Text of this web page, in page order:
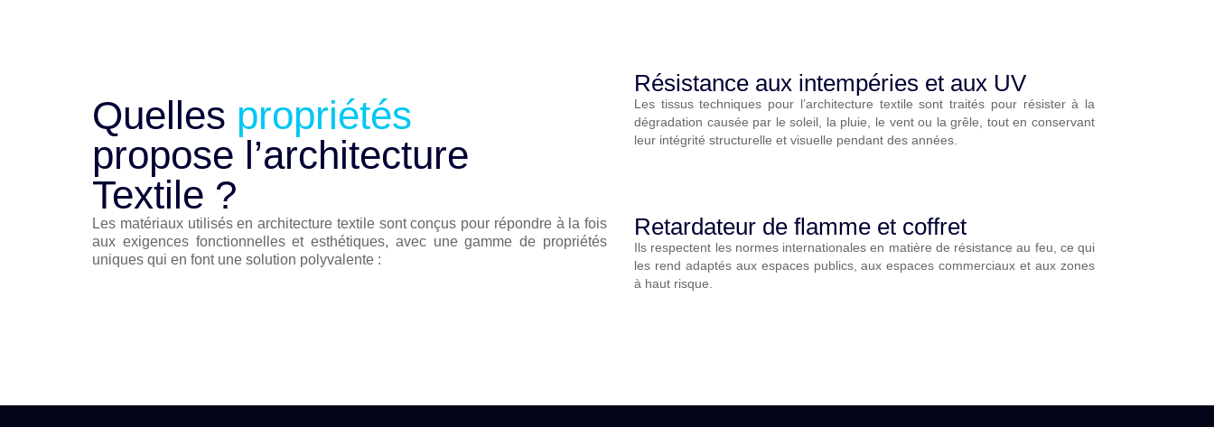
Quelles propriétés
propose l’architecture
Textile ?
Les matériaux utilisés en architecture textile sont conçus pour répondre à la fois
aux exigences fonctionnelles et esthétiques, avec une gamme de propriétés
uniques qui en font une solution polyvalente :
Résistance aux intempéries et aux UV
Les tissus techniques pour l’architecture textile sont traités pour résister à la
dégradation causée par le soleil, la pluie, le vent ou la grêle, tout en conservant
leur intégrité structurelle et visuelle pendant des années.
Retardateur de flamme et coffret
Ils respectent les normes internationales en matière de résistance au feu, ce qui
les rend adaptés aux espaces publics, aux espaces commerciaux et aux zones
à haut risque.